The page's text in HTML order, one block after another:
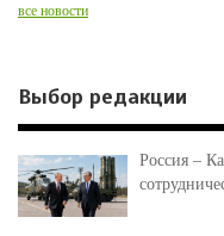
все новости
Выбор редакции
Россия –